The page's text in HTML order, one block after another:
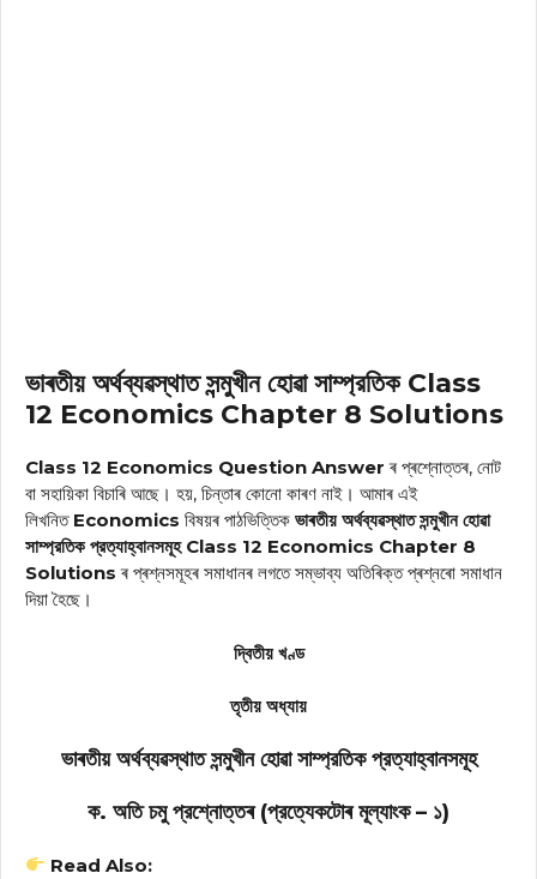
ভাৰতীয় অর্থব্যৱস্থাত সন্মুখীন হোৱা সাম্প্রতিক Class
12 Economics Chapter 8 Solutions
Class 12 Economics Question Answerৰ প্ৰশ্নোত্তৰ, নোট
বা সহায়িকা বিচাৰি আছে। হয়, চিন্তাৰ কোনো কাৰণ নাই। আমাৰ এই
লিখনিত Economics বিষয়ৰ পাঠভিত্তিক ভাৰতীয় অর্থব্যৱস্থাত সন্মুখীন হোৱা
সাম্প্রতিক প্রত্যাহ্বানসমূহ Class 12 Economics Chapter 8
Solutionsৰ প্ৰশ্নসমূহৰ সমাধানৰ লগতে সম্ভাব্য অতিৰিক্ত প্ৰশ্নৰো সমাধান
দিয়া হৈছে।
দ্বিতীয় খণ্ড
তৃতীয় অধ্যায়
ভাৰতীয় অর্থব্যৱস্থাত সন্মুখীন হোৱা সাম্প্রতিক প্রত্যাহ্বানসমূহ
ক. অতি চমু প্রশ্নোত্তৰ (প্রত্যেকটোৰ মূল্যাংক – ১)
Read Also: